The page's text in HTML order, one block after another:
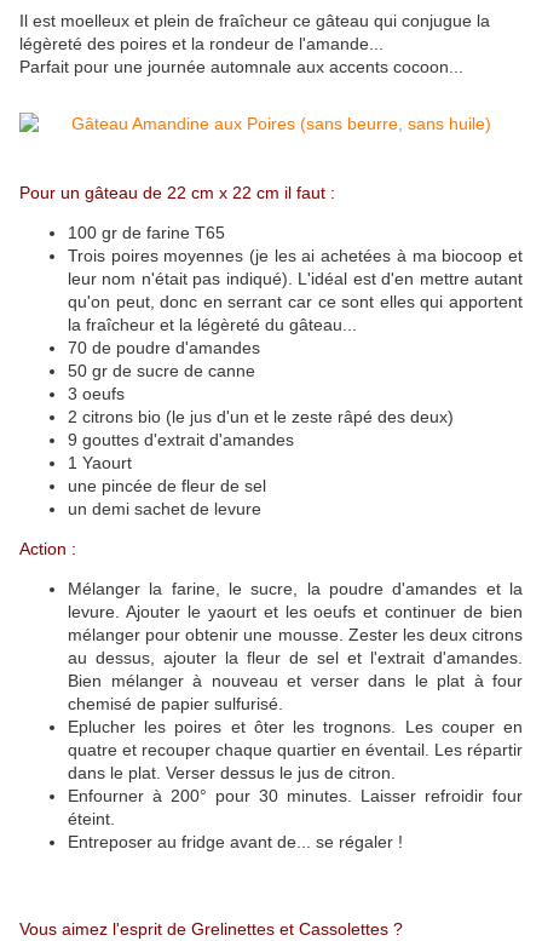
Il est moelleux et plein de fraîcheur ce gâteau qui conjugue la
légèreté des poires et la rondeur de l'amande...
Parfait pour une journée automnale aux accents cocoon...
Pour un gâteau de 22 cm x 22 cm il faut :
100 gr de farine T65
Trois poires moyennes (je les ai achetées à ma biocoop et
leur nom n'était pas indiqué). L'idéal est d'en mettre autant
qu'on peut, donc en serrant car ce sont elles qui apportent
la fraîcheur et la légèreté du gâteau...
70 de poudre d'amandes
50 gr de sucre de canne
3 oeufs
2 citrons bio (le jus d'un et le zeste râpé des deux)
9 gouttes d'extrait d'amandes
1 Yaourt
une pincée de fleur de sel
un demi sachet de levure
Action :
Mélanger la farine, le sucre, la poudre d'amandes et la
levure. Ajouter le yaourt et les oeufs et continuer de bien
mélanger pour obtenir une mousse. Zester les deux citrons
au dessus, ajouter la fleur de sel et l'extrait d'amandes.
Bien mélanger à nouveau et verser dans le plat à four
chemisé de papier sulfurisé.
Eplucher les poires et ôter les trognons. Les couper en
quatre et recouper chaque quartier en éventail. Les répartir
dans le plat. Verser dessus le jus de citron.
Enfourner à 200° pour 30 minutes. Laisser refroidir four
éteint.
Entreposer au fridge avant de... se régaler !
Vous aimez l'esprit de Grelinettes et Cassolettes ?